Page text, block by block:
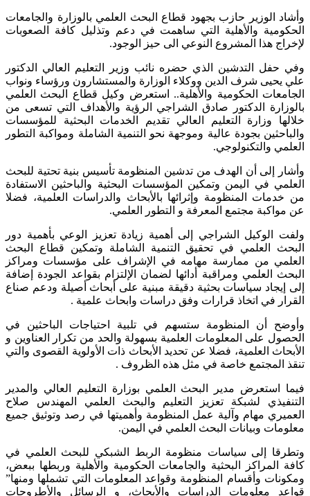
وأشاد الوزير حازب بجهود قطاع البحث العلمي بالوزارة والجامعات
الحكومية والأهلية التي ساهمت في دعم وتذليل كافة الصعوبات
لإخراج هذا المشروع النوعي الی حيز الوجود.
وفي حفل التدشين الذي حضره نائب وزير التعليم العالي الدكتور
علي يحيی شرف الدين ووكلاء الوزارة والمستشارون ورؤساء ونواب
الجامعات الحكومية والأهلية.. استعرض وكيل قطاع البحث العلمي
بالوزارة الدكتور صادق الشراجي الرؤية والأهداف التي تسعی من
خلالها وزارة التعليم العالي تقديم الخدمات البحثية للمؤسسات
والباحثين بجودة عالية وموجهة نحو التنمية الشاملة ومواكبة التطور
العلمي والتكنولوجي.
وأشار إلى أن الهدف من تدشين المنظومة تأسيس بنية تحتية للبحث
العلمي في اليمن وتمكين المؤسسات البحثية والباحثين الاستفادة
من خدمات المنظومة وإثرائها بالأبحاث والدراسات العلمية، فضلا
عن مواكبة مجتمع المعرفة و التطور العلمي.
ولفت الوكيل الشراجي إلى أهمية زيادة تعزيز الوعي بأهمية دور
البحث العلمي في تحقيق التنمية الشاملة وتمكين قطاع البحث
العلمي من ممارسة مهامه في الإشراف علی مؤسسات ومراكز
البحث العلمي ومراقبة أدائها لضمان الإلتزام بقواعد الجودة إضافة
إلى إيجاد سياسات بحثية دقيقة مبنية علی أبحاث أصيلة ودعم صناع
القرار في اتخاذ قرارات وفق دراسات وابحاث علمية .
وأوضح أن المنظومة ستسهم في تلبية احتياجات الباحثين في
الحصول علی المعلومات العلمية بسهولة والحد من تكرار العناوين و
الأبحاث العلمية، فضلا عن تحديد الأبحاث ذات الأولوية القصوی والتي
تنقذ المجتمع خاصة في مثل هذه الظروف .
فيما استعرض مدير البحث العلمي بوزارة التعليم العالي والمدير
التنفيذي لشبكة تعزيز التعليم والبحث العلمي المهندس صلاح
العميري مهام وآلية عمل المنظومة وأهميتها في رصد وتوثيق جميع
معلومات وبيانات البحث العلمي في اليمن.
وتطرقا إلى سياسات منظومة الربط الشبكي للبحث العلمي في
كافة المراكز البحثية والجامعات الحكومية والأهلية وربطها ببعض،
ومكونات وأقسام المنظومة وقواعد المعلومات التي تشملها ومنها”
قواعد معلومات الدراسات والأبحاث، و الرسائل والأطروحات